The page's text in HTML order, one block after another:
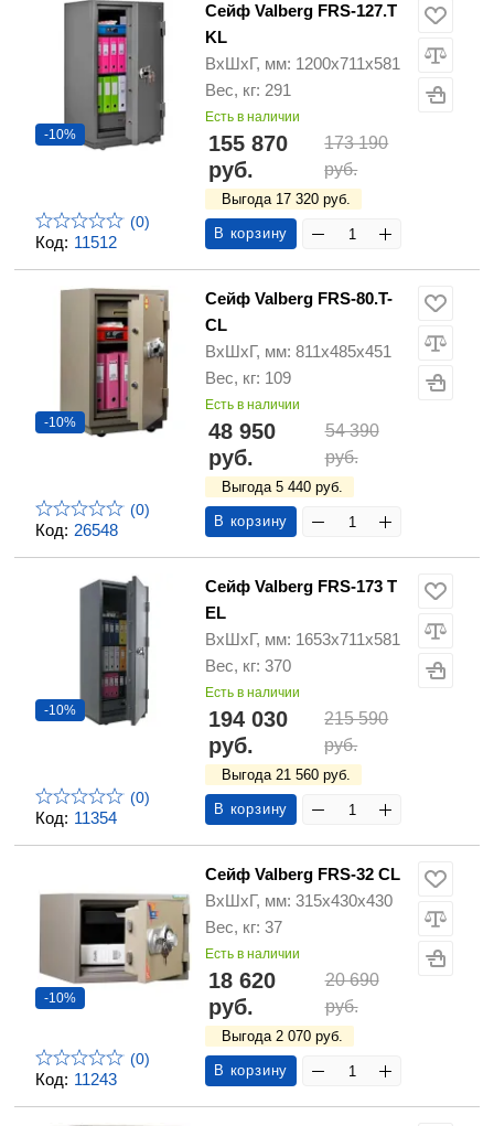
Код: 11512
-10%
(0)
Сейф Valberg FRS-127.T
KL
ВхШхГ, мм: 1200х711х581
Вес, кг: 291
Есть в наличии
155 870
руб.
173 190
руб.
Выгода 17 320 руб.
В корзину
Код: 26548
-10%
(0)
Сейф Valberg FRS-80.T-
CL
ВхШхГ, мм: 811х485х451
Вес, кг: 109
Есть в наличии
48 950
руб.
54 390
руб.
Выгода 5 440 руб.
В корзину
Код: 11354
-10%
(0)
Сейф Valberg FRS-173 T
EL
ВхШхГ, мм: 1653х711х581
Вес, кг: 370
Есть в наличии
194 030
руб.
215 590
руб.
Выгода 21 560 руб.
В корзину
Код: 11243
-10%
(0)
Сейф Valberg FRS-32 CL
ВхШхГ, мм: 315х430х430
Вес, кг: 37
Есть в наличии
18 620
руб.
20 690
руб.
Выгода 2 070 руб.
В корзину